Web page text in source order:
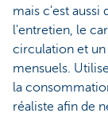
mais c'est aussi
l'entretien, le
circulation et
mensuels.
la
réaliste afin de